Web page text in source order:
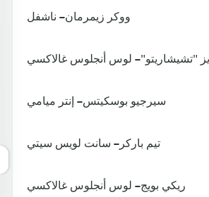
ووكر زيمرمان – ناشفل
"تشيشاريتو" – لوس أنجلوس غالاكسي
سيرجيو بوسكيتس – إنتر ميامي
تيم باركر – سانت لويس سيتي
ريكي بويج – لوس أنجلوس غالاكسي